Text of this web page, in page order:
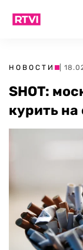
НОВОСТИ |
SHOT:
курить